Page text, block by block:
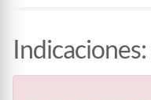
Indicaciones: